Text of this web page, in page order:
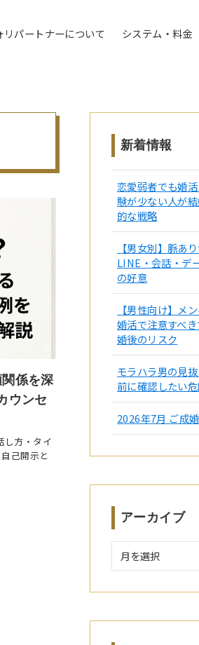
パートナーについて システム・料金
係を深
ウンセ
し方・タイ
己開示と
新着情報
恋愛弱者でも婚
験が少ない人が
的な戦略
【男女別】脈あ
LINE・会話・デ
の好意
【男性向け】メ
婚活で注意すべ
婚後のリスク
モラハラ男の見
前に確認したい
2026年7月 ご成
アーカイブ
ー
イ